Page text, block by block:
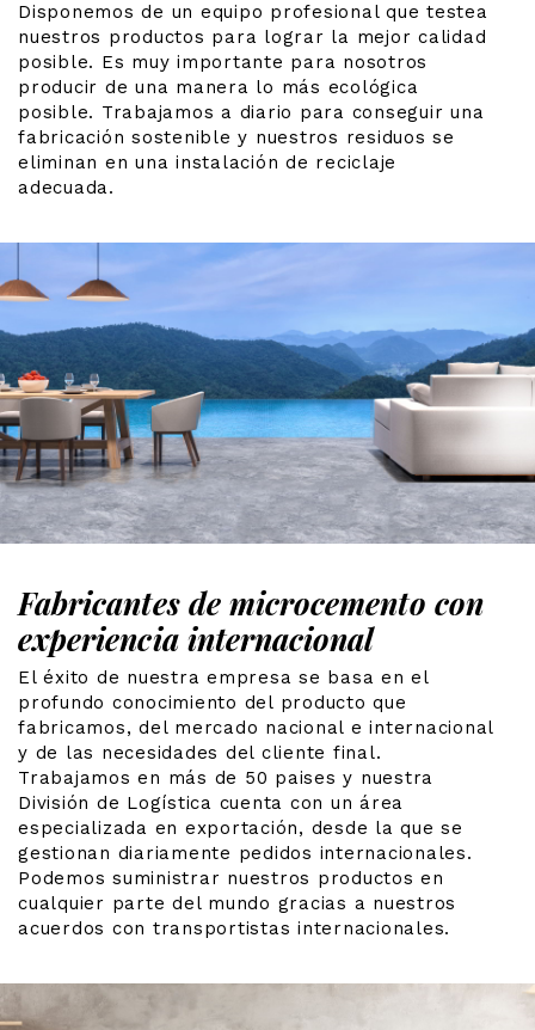
Disponemos de un equipo profesional que testea
nuestros productos para lograr la mejor calidad
posible. Es muy importante para nosotros
producir de una manera lo más ecológica
posible. Trabajamos a diario para conseguir una
fabricación sostenible y nuestros residuos se
eliminan en una instalación de reciclaje
adecuada.
Fabricantes de microcemento con
experiencia internacional
El éxito de nuestra empresa se basa en el
profundo conocimiento del producto que
fabricamos, del mercado nacional e internacional
y de las necesidades del cliente final.
Trabajamos en más de 50 paises y nuestra
División de Logística cuenta con un área
especializada en exportación, desde la que se
gestionan diariamente pedidos internacionales.
Podemos suministrar nuestros productos en
cualquier parte del mundo gracias a nuestros
acuerdos con transportistas internacionales.